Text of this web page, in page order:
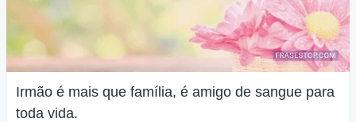
Irmão é mais que família, é amigo de sangue para
toda vida.